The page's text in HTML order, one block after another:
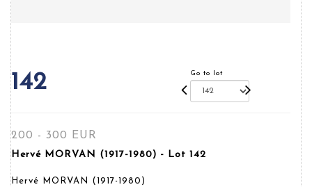
142 Go to lot
200 - 300 EUR
Hervé MORVAN (1917-1980) - Lot 142
Hervé MORVAN (1917-1980)